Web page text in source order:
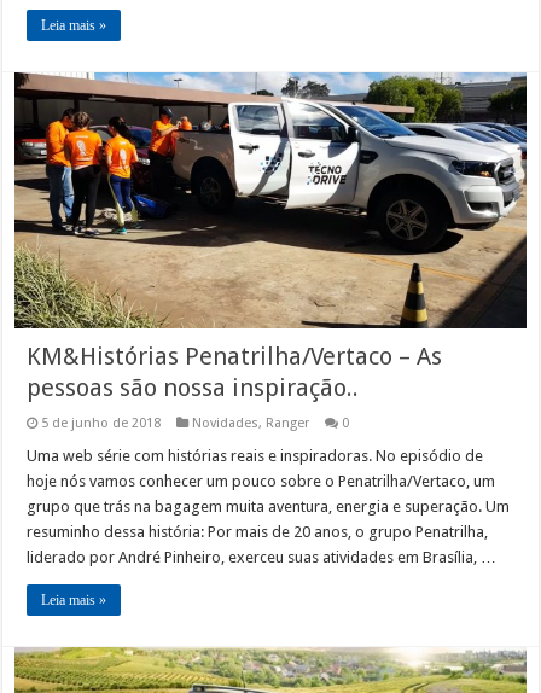
Leia mais »
KM&Histórias Penatrilha/Vertaco – As
pessoas são nossa inspiração..
5 de junho de 2018 Novidades, Ranger 0
Uma web série com histórias reais e inspiradoras. No episódio de
hoje nós vamos conhecer um pouco sobre o Penatrilha/Vertaco, um
grupo que trás na bagagem muita aventura, energia e superação. Um
resuminho dessa história: Por mais de 20 anos, o grupo Penatrilha,
liderado por André Pinheiro, exerceu suas atividades em Brasília, …
Leia mais »